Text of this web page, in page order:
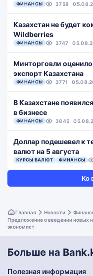
ФИНАНСЫ 3758
Казахстан не будет
Wildberries
ФИНАНСЫ 3747
Минторговли
экспорт Казахстана
ФИНАНСЫ 3771
В Казахстане
в бизнесе
ФИНАНСЫ 3845
Доллар подешевел к
валют на 5 августа
КУРСЫ ВАЛЮТ ФИНАНСЫ
Ко
Главная Новости
Предложение о введении новых
экономист
Больше на
Полезная информация